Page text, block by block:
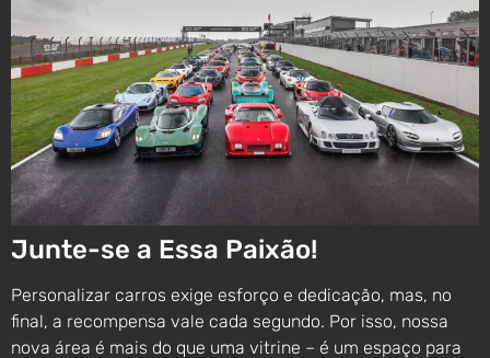
Junte-se a Essa Paixão!
Personalizar carros exige esforço e dedicação, mas, no
final, a recompensa vale cada segundo. Por isso, nossa
nova área é mais do que uma vitrine – é um espaço para